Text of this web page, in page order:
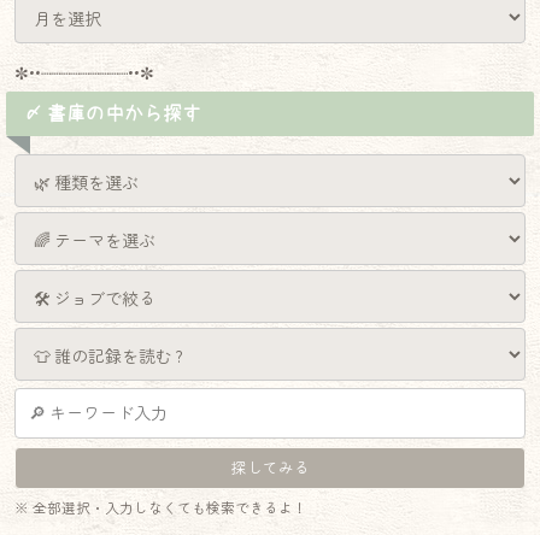
✼••┈┈┈┈┈┈┈┈┈••✼
〆 書庫の中から探す
※ 全部選択・入力しなくても検索できるよ！